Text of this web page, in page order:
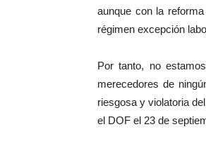
aunque con la
régimen excepción
Por tanto, no
merecedores de
riesgosa y violatoria
el DOF el 23 de